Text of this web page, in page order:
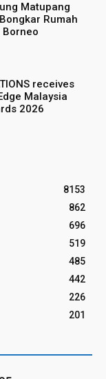
Matupang
Rumah
Borneo
receives
Malaysia
2026
8153
862
696
519
485
442
226
201